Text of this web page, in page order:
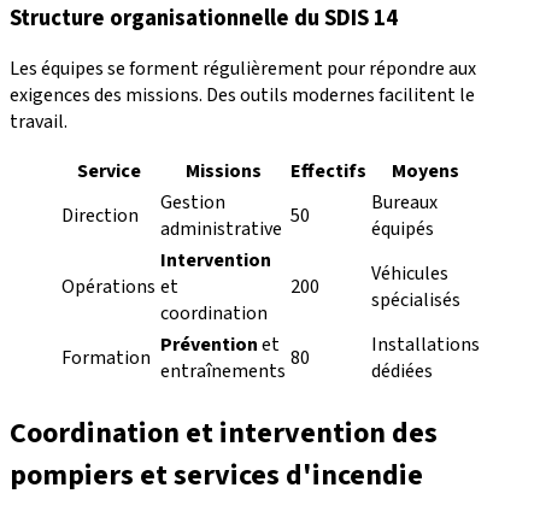
Structure organisationnelle du SDIS 14
Les équipes se forment régulièrement pour répondre aux
exigences des missions. Des outils modernes facilitent le
travail.
Service
Missions Effectifs
Moyens
Direction
Gestion
administrative 50
Bureaux
équipés
Opérations
Intervention
et
coordination
200
Véhicules
spécialisés
Formation Préventionet
entraînements 80
Installations
dédiées
Coordination et intervention des
pompiers et services d'incendie